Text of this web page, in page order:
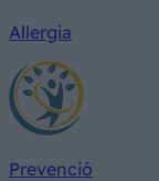
Allergia
Prevenció